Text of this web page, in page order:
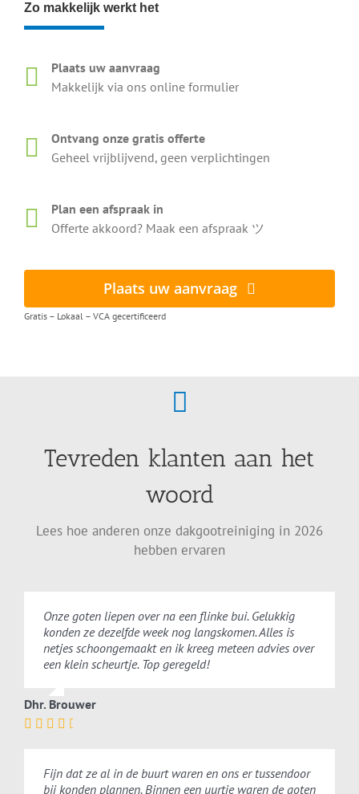
Zo makkelijk werkt het
Plaats uw aanvraag
Makkelijk via ons online formulier
Ontvang onze gratis offerte
Geheel vrijblijvend, geen verplichtingen
Plan een afspraak in
Offerte akkoord? Maak een afspraak ツ
Plaats uw aanvraag
Gratis – Lokaal – VCA gecertificeerd
Tevreden klanten aan het
woord
Lees hoe anderen onze dakgootreiniging in 2026
hebben ervaren
Onze goten liepen over na een flinke bui. Gelukkig
konden ze dezelfde week nog langskomen. Alles is
netjes schoongemaakt en ik kreeg meteen advies over
een klein scheurtje. Top geregeld!
Dhr. Brouwer
Fijn dat ze al in de buurt waren en ons er tussendoor
bij konden plannen. Binnen een uurtje waren de goten